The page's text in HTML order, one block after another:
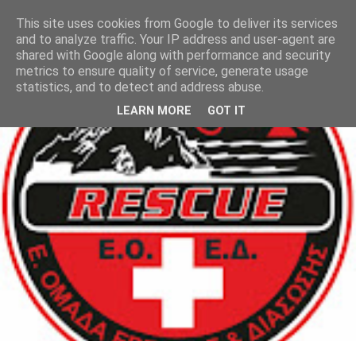
This site uses cookies from Google to deliver its services
and to analyze traffic. Your IP address and user-agent are
shared with Google along with performance and security
metrics to ensure quality of service, generate usage
statistics, and to detect and address abuse.
LEARN MORE GOT IT